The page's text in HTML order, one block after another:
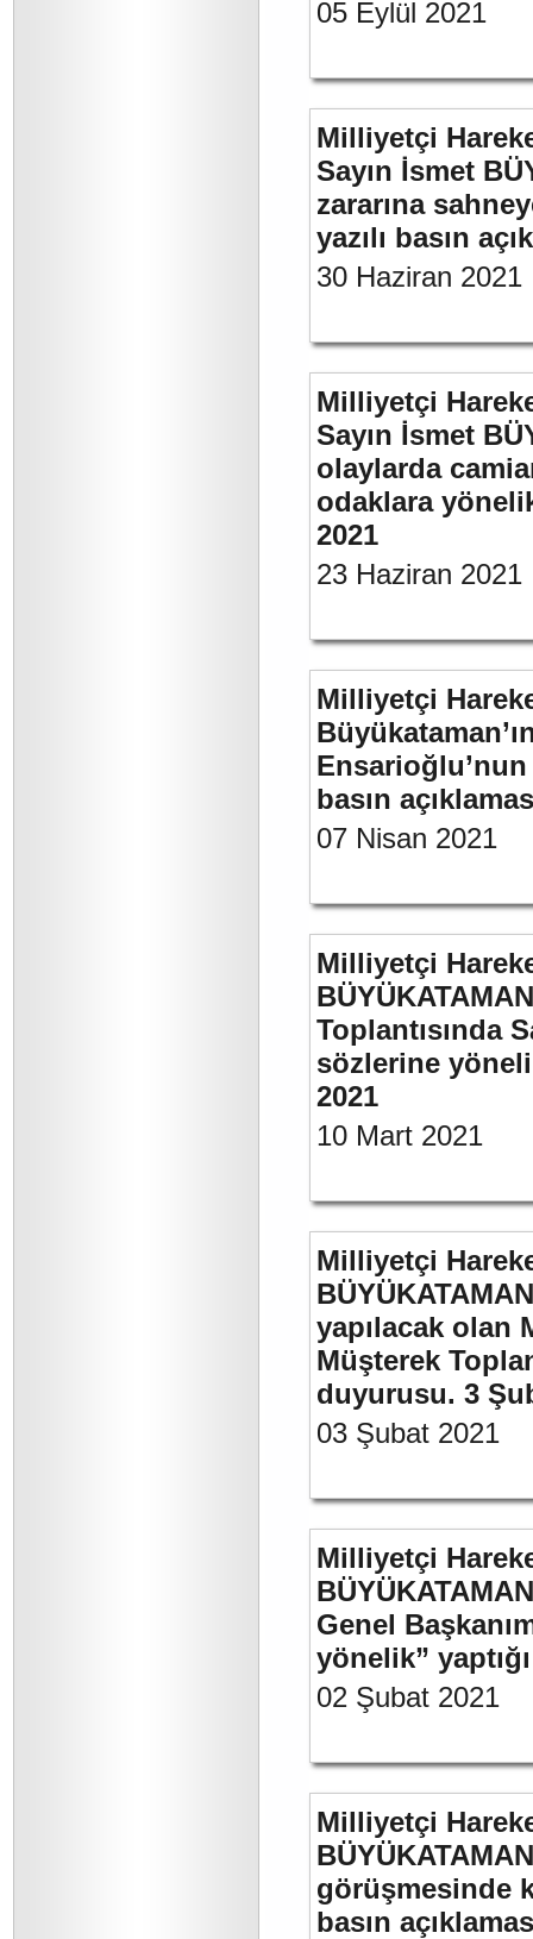
05 Eylül 2021
Milliyetçi
Sayın İsmet
zararına
yazılı basın
30 Haziran 2021
Milliyetçi
Sayın İsmet
olaylarda
odaklara
2021
23 Haziran 2021
Milliyetçi
Ensarioğlu’nun
basın
07 Nisan 2021
Milliyetçi
Toplantısında
sözlerine
2021
10 Mart 2021
Milliyetçi
yapılacak olan
Müşterek
duyurusu. 3
03 Şubat 2021
Milliyetçi
Genel
yönelik”
02 Şubat 2021
Milliyetçi
görüşmesinde
basın